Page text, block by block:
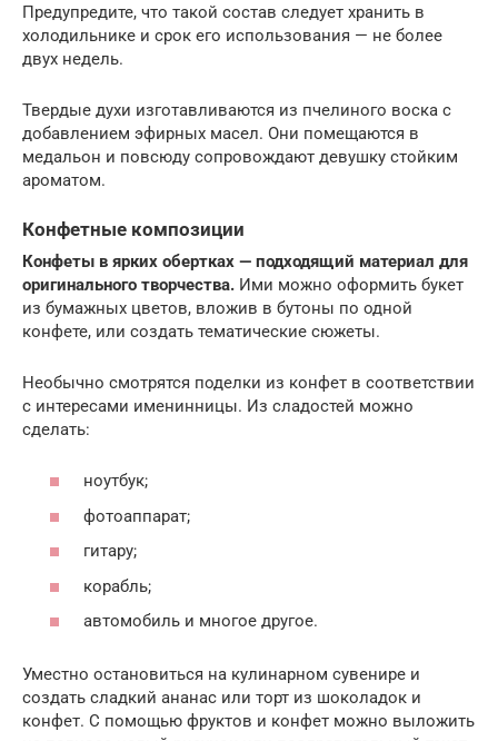
Предупредите, что такой состав следует хранить в
холодильнике и срок его использования — не более
двух недель.
Твердые духи изготавливаются из пчелиного воска с
добавлением эфирных масел. Они помещаются в
медальон и повсюду сопровождают девушку стойким
ароматом.
Конфетные композиции
Конфеты в ярких обертках — подходящий материал для
оригинального творчества. Ими можно оформить букет
из бумажных цветов, вложив в бутоны по одной
конфете, или создать тематические сюжеты.
Необычно смотрятся поделки из конфет в соответствии
с интересами именинницы. Из сладостей можно
сделать:
ноутбук;
фотоаппарат;
гитару;
корабль;
автомобиль и многое другое.
Уместно остановиться на кулинарном сувенире и
создать сладкий ананас или торт из шоколадок и
конфет. С помощью фруктов и конфет можно выложить